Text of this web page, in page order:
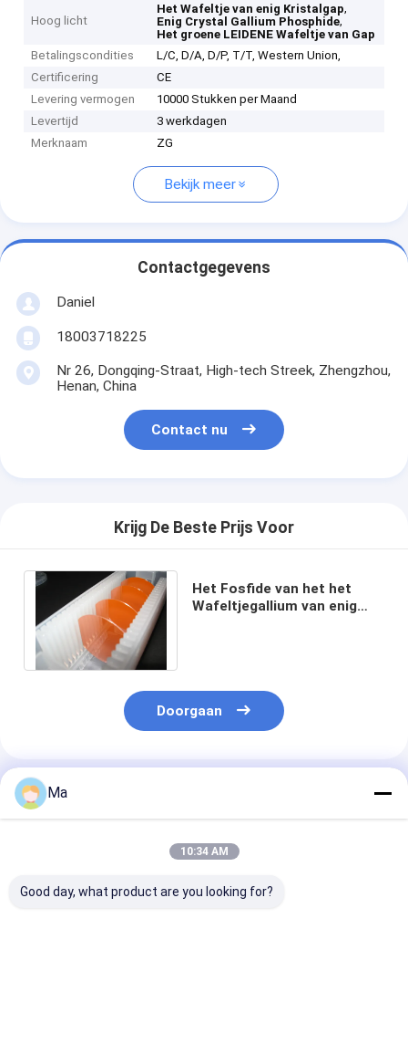
Hoog licht
Het Wafeltje van enig Kristalgap,
Enig Crystal Gallium Phosphide,
Het groene LEIDENE Wafeltje van Gap
Betalingscondities
L/C, D/A, D/P, T/T, Western Union,
Certificering
CE
Levering vermogen
10000 Stukken per Maand
Levertijd
3 werkdagen
Merknaam
ZG
Bekijk meer
Contactgegevens
Daniel
18003718225
Nr 26, Dongqing-Straat, High-tech Streek, Zhengzhou,
Henan, China
Contact nu
Krijg De Beste Prijs Voor
Het Fosfide van het het
Wafeltjegallium van enig
Doorgaan
Geadviseerde Producten
Ma
10:34 AM
Good day, what product are you looking for?